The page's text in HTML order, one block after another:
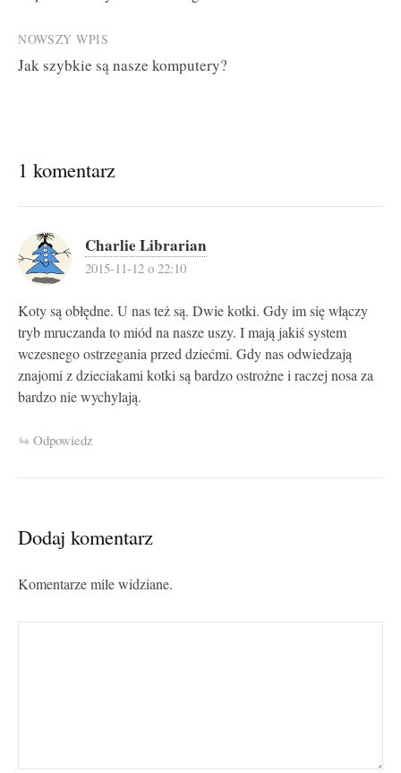
NOWSZY WPIS
Jak szybkie są nasze komputery?
1 komentarz
Charlie Librarian
2015-11-12 o 22:10
Koty są obłędne. U nas też są. Dwie kotki. Gdy im się włączy
tryb mruczanda to miód na nasze uszy. I mają jakiś system
wczesnego ostrzegania przed dziećmi. Gdy nas odwiedzają
znajomi z dzieciakami kotki są bardzo ostrożne i raczej nosa za
bardzo nie wychylają.
Odpowiedz
Dodaj komentarz
Komentarze mile widziane.